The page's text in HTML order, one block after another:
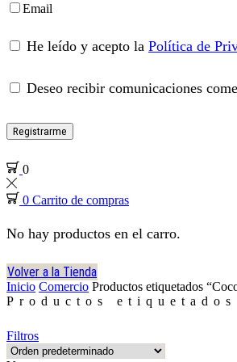
Email
He leído y acepto la Política de
Deseo recibir comunicaciones
Registrarme
0
0 Carrito de compras
No hay productos en el carro.
Volver a la Tienda
Inicio Comercio Productos etiquetados
Productos etiquetados
Filtros